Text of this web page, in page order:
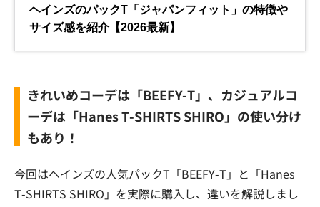
きれいめコーデは「BEEFY-T」、カジュアルコ
ーデは「Hanes T-SHIRTS SHIRO」の使い分け
もあり！
今回はヘインズの人気パックT「BEEFY-T」と「Hanes
T-SHIRTS SHIRO」を実際に購入し、違いを解説しまし